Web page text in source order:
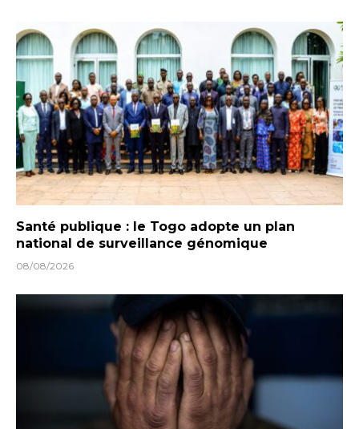
Santé publique : le Togo adopte un plan
national de surveillance génomique
08/08/2026